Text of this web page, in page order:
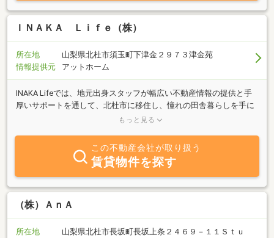
ＩＮＡＫＡ Ｌｉｆｅ（株）
所在地
山梨県北杜市須玉町下津金２９７３津金苑
情報提供元
アットホーム
INAKA Lifeでは、地元出身スタッフが幅広い不動産情報の提供と手
厚いサポートを通して、北杜市に移住し、憧れの田舎暮らしを手に
入れたいと願う皆さまの夢を叶えるお手伝いをしています。私たち
北杜市で、あなたが夢見る生活が待っています。
もっと見る
この不動産会社が取り扱う
賃貸物件を探す
（株）ＡｎＡ
所在地
山梨県北杜市長坂町長坂上条２４６９－１１Ｓｔｕ